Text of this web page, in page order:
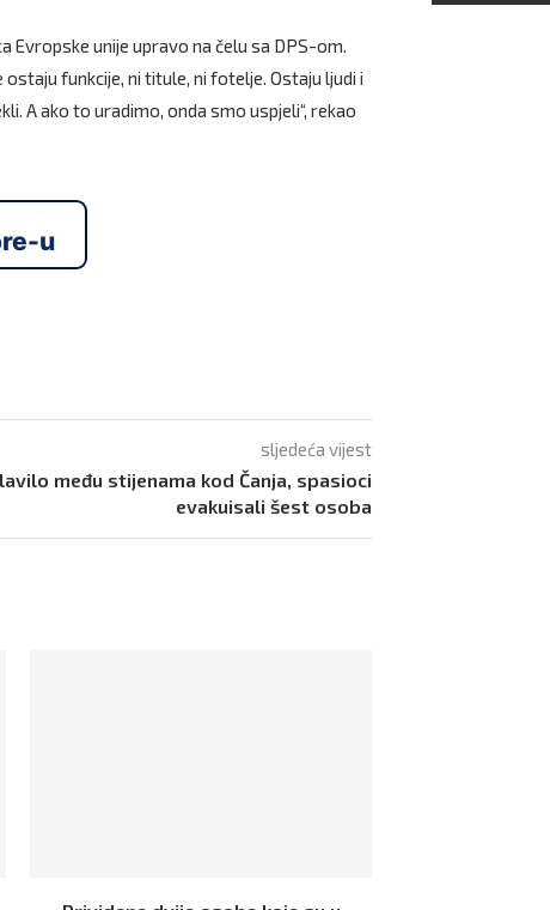
Evropske unije upravo na čelu sa DPS-om.
funkcije, ni titule, ni fotelje. Ostaju ljudi i
A ako to uradimo, onda smo uspjeli“, rekao
u
sljedeća vijest
među stijenama kod Čanja, spasioci
evakuisali šest osoba